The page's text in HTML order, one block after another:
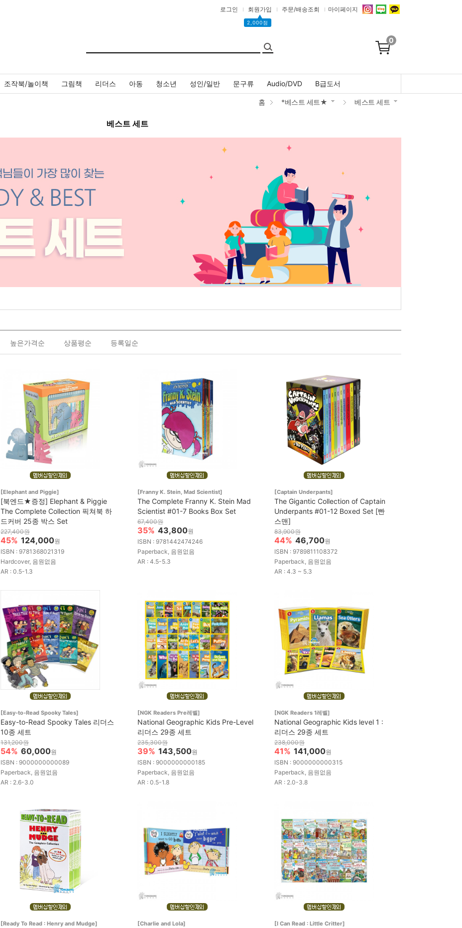
로그인 회원가입
▲
2,000점
주문/배송조회 마이페이지
0
조작북/놀이책 그림책 리더스 아동 청소년 성인/일반 문구류 Audio/DVD B급도서
홈 *베스트 세트★ 베스트 세트
베스트 세트
높은가격순 상품평순 등록일순
[Elephant and Piggie]
[북엔드★증정] Elephant & Piggie
The Complete Collection 픽쳐북 하
드커버 25종 박스 Set
227,400원
45% 124,000원
ISBN : 9781368021319
Hardcover, 음원없음
AR : 0.5-1.3
[Franny K. Stein, Mad Scientist]
The Complete Franny K. Stein Mad
Scientist #01-7 Books Box Set
67,400원
35% 43,800원
ISBN : 9781442474246
Paperback, 음원없음
AR : 4.5-5.3
[Captain Underpants]
The Gigantic Collection of Captain
Underpants #01-12 Boxed Set [빤
스맨]
83,900원
44% 46,700원
ISBN : 9789811108372
Paperback, 음원없음
AR : 4.3 ~ 5.3
[Easy-to-Read Spooky Tales]
Easy-to-Read Spooky Tales 리더스
10종 세트
131,200원
54% 60,000원
ISBN : 9000000000089
Paperback, 음원없음
AR : 2.6-3.0
[NGK Readers Pre레벨]
National Geographic Kids Pre-Level
리더스 29종 세트
235,300원
39% 143,500원
ISBN : 9000000000185
Paperback, 음원없음
AR : 0.5-1.8
[NGK Readers 1레벨]
National Geographic Kids level 1 :
리더스 29종 세트
238,000원
41% 141,000원
ISBN : 9000000000315
Paperback, 음원없음
AR : 2.0-3.8
[Ready To Read : Henry and Mudge] [Charlie and Lola] [I Can Read : Little Critter]